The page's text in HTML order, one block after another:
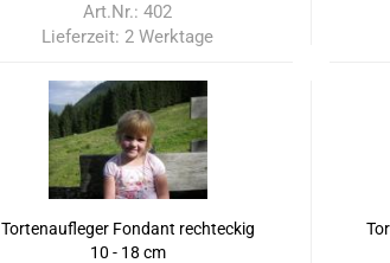
Art.Nr.: 402
Lieferzeit:2 Werktage
Tortenaufleger Fondant rechteckig
10 - 18 cm